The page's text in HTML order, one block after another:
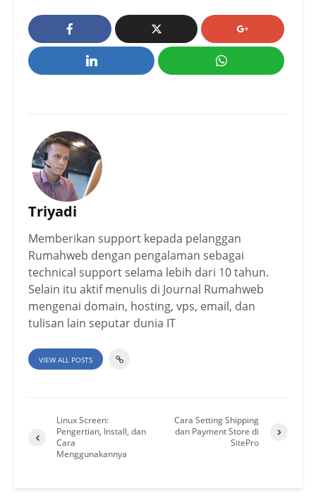
Triyadi
Memberikan support kepada pelanggan
Rumahweb dengan pengalaman sebagai
technical support selama lebih dari 10 tahun.
Selain itu aktif menulis di Journal Rumahweb
mengenai domain, hosting, vps, email, dan
tulisan lain seputar dunia IT
VIEW ALL POSTS
Linux Screen:
Pengertian, Install, dan
Cara
Menggunakannya
Cara Setting Shipping
dan Payment Store di
SitePro